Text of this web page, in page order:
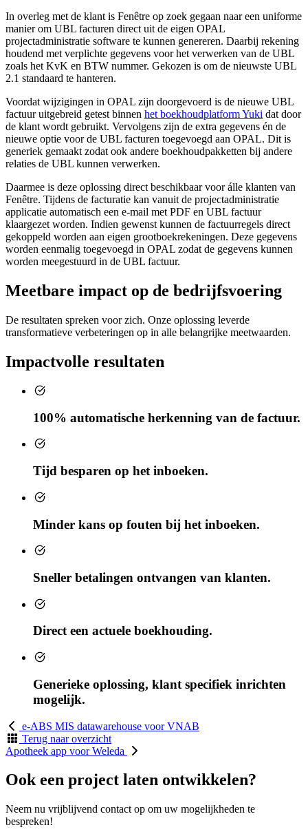
In overleg met de klant is Fenêtre op zoek gegaan naar een uniforme
manier om UBL facturen direct uit de eigen OPAL
projectadministratie software te kunnen genereren. Daarbij rekening
houdend met verplichte gegevens voor het verwerken van de UBL
zoals het KvK en BTW nummer. Gekozen is om de nieuwste UBL
2.1 standaard te hanteren.
Voordat wijzigingen in OPAL zijn doorgevoerd is de nieuwe UBL
factuur uitgebreid getest binnen het boekhoudplatform Yuki dat door
de klant wordt gebruikt. Vervolgens zijn de extra gegevens én de
nieuwe optie voor de UBL facturen toegevoegd aan OPAL. Dit is
generiek gemaakt zodat ook andere boekhoudpakketten bij andere
relaties de UBL kunnen verwerken.
Daarmee is deze oplossing direct beschikbaar voor álle klanten van
Fenêtre. Tijdens de facturatie kan vanuit de projectadministratie
applicatie automatisch een e-mail met PDF en UBL factuur
klaargezet worden. Indien gewenst kunnen de factuurregels direct
gekoppeld worden aan eigen grootboekrekeningen. Deze gegevens
worden eenmalig toegevoegd in OPAL zodat de gegevens kunnen
worden meegestuurd in de UBL factuur.
Meetbare impact op de bedrijfsvoering
De resultaten spreken voor zich. Onze oplossing leverde
transformatieve verbeteringen op in alle belangrijke meetwaarden.
Impactvolle resultaten
100% automatische herkenning van de factuur.
Tijd besparen op het inboeken.
Minder kans op fouten bij het inboeken.
Sneller betalingen ontvangen van klanten.
Direct een actuele boekhouding.
Generieke oplossing, klant specifiek inrichten
mogelijk.
e-ABS MIS datawarehouse voor VNAB
Terug naar overzicht
Apotheek app voor Weleda
Ook een project laten ontwikkelen?
Neem nu vrijblijvend contact op om uw mogelijkheden te
bespreken!